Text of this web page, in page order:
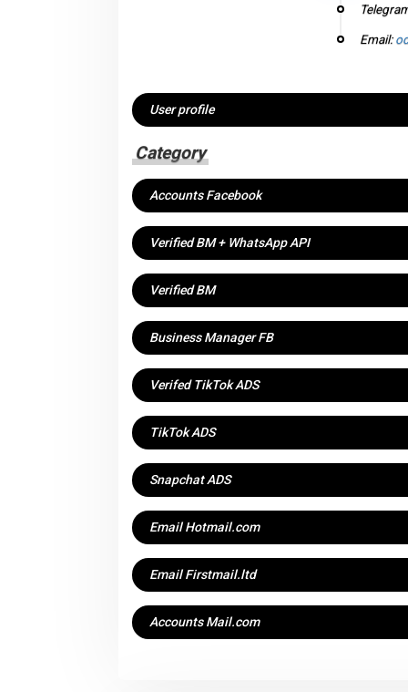
Email:
User profile
Category
Accounts Facebook
Verified BM + WhatsApp API
Verified BM
Business Manager FB
Verifed TikTok ADS
TikTok ADS
Snapchat ADS
Email Hotmail.com
Email Firstmail.ltd
Accounts Mail.com